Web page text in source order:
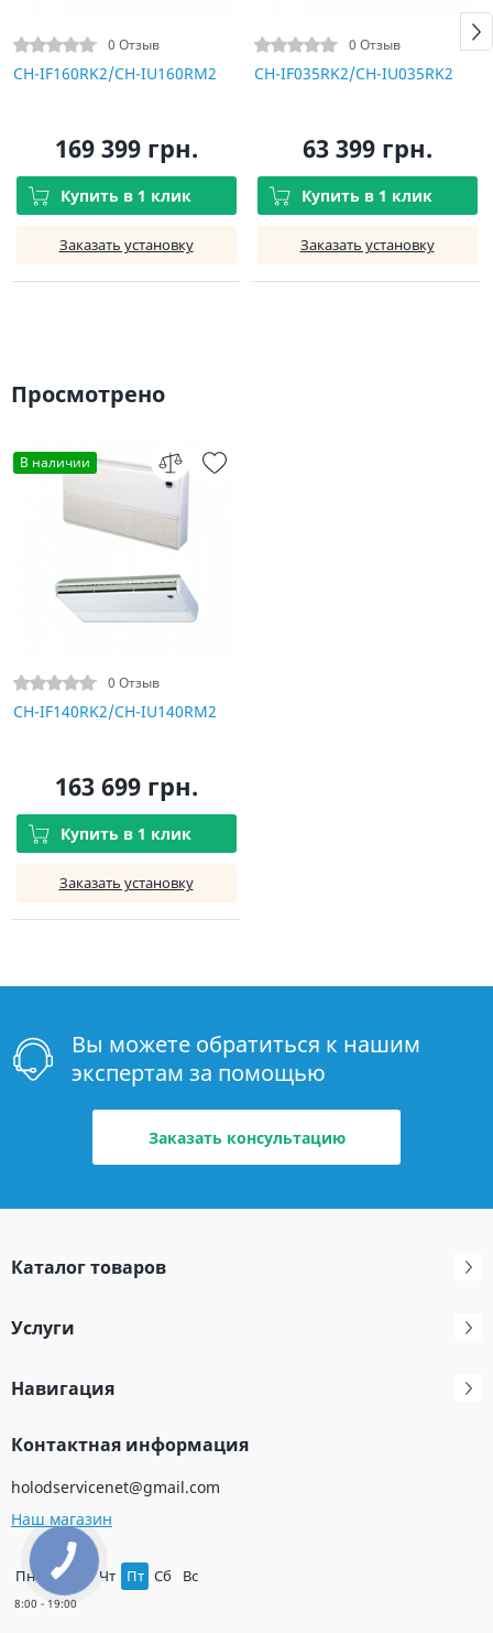
0 Отзыв
CH-IF160RK2/CH-IU160RM2
169 399 грн.
Купить в 1 клик
Заказать установку
0 Отзыв
CH-IF035RK2/CH-IU035RK2
63 399 грн.
Купить в 1 клик
Заказать установку
Просмотрено
В наличии
0 Отзыв
CH-IF140RK2/CH-IU140RM2
163 699 грн.
Купить в 1 клик
Заказать установку
Вы можете обратиться к нашим
экспертам за помощью
Заказать консультацию
Каталог товаров
Услуги
Навигация
Контактная информация
holodservicenet@gmail.com
Наш магазин
Пн Вт Чт Пт Сб Вс